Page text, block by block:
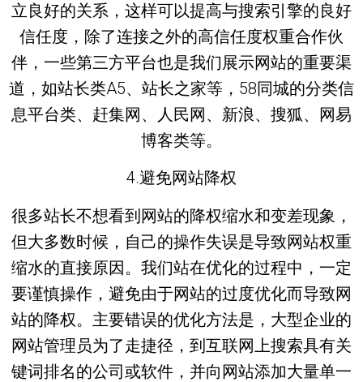
立良好的关系，这样可以提高与搜索引擎的良好
信任度，除了连接之外的高信任度权重合作伙
伴，一些第三方平台也是我们展示网站的重要渠
道，如站长类A5、站长之家等，58同城的分类信
息平台类、赶集网、人民网、新浪、搜狐、网易
博客类等。
4.避免网站降权
很多站长不想看到网站的降权缩水和变差现象，
但大多数时候，自己的操作失误是导致网站权重
缩水的直接原因。我们站在优化的过程中，一定
要谨慎操作，避免由于网站的过度优化而导致网
站的降权。主要错误的优化方法是，大型企业的
网站管理员为了走捷径，到互联网上搜索具有关
键词排名的公司或软件，并向网站添加大量单一